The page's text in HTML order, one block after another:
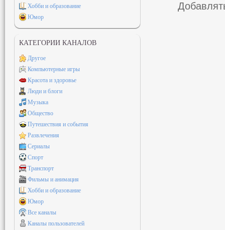
Хобби и образование
Юмор
КАТЕГОРИИ КАНАЛОВ
Другое
Компьютерные игры
Красота и здоровье
Люди и блоги
Музыка
Общество
Путешествия и события
Развлечения
Сериалы
Спорт
Транспорт
Фильмы и анимация
Хобби и образование
Юмор
Все каналы
Каналы пользователей